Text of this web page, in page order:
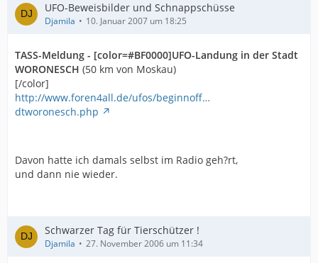
UFO-Beweisbilder und Schnappschüsse
Djamila 10. Januar 2007 um 18:25
TASS-Meldung - [color=#BF0000]UFO-Landung in der Stadt
WORONESCH (50 km von Moskau)
[/color]
http://www.foren4all.de/ufos/beginnoff…
dtworonesch.php
Davon hatte ich damals selbst im Radio geh?rt,
und dann nie wieder.
Schwarzer Tag für Tierschützer !
Djamila 27. November 2006 um 11:34